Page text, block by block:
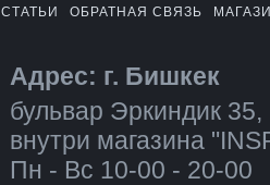
СТАТЬИ ОБРАТНАЯ СВЯЗЬ
Адрес: г. Бишкек
бульвар Эркиндик 35,
внутри магазина
Пн - Вс 10-00 - 20-00